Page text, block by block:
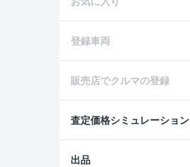
登録車両
販売店でクルマの登録
査定価格シミュレーション
出品